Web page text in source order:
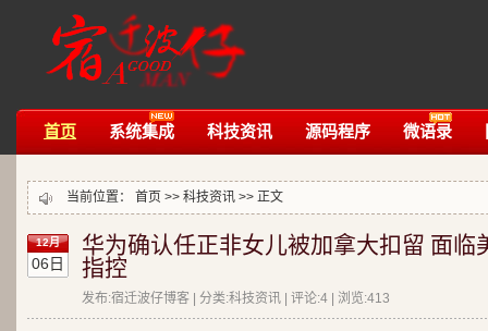
首页 系统集成 科技资讯 源码程序 微语录
当前位置： 首页 >> 科技资讯 >> 正文
12月
06日
华为确认任正非女儿被加拿大扣留 面临
指控
发布:宿迁波仔博客 | 分类:科技资讯 | 评论:4 | 浏览:413